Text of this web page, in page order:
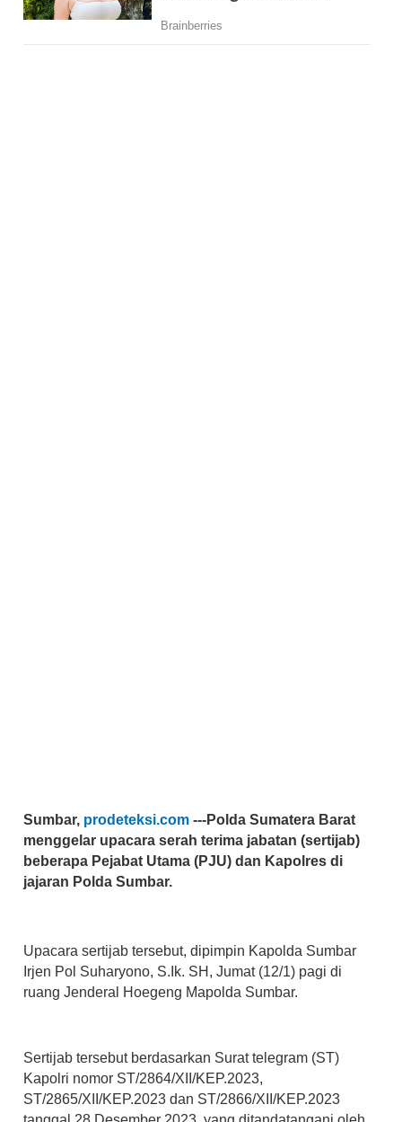
Sumbar, prodeteksi.com ---Polda Sumatera Barat
menggelar upacara serah terima jabatan (sertijab)
beberapa Pejabat Utama (PJU) dan Kapolres di
jajaran Polda Sumbar.
Upacara sertijab tersebut, dipimpin Kapolda Sumbar
Irjen Pol Suharyono, S.Ik. SH, Jumat (12/1) pagi di
ruang Jenderal Hoegeng Mapolda Sumbar.
Sertijab tersebut berdasarkan Surat telegram (ST)
Kapolri nomor ST/2864/XII/KEP.2023,
ST/2865/XII/KEP.2023 dan ST/2866/XII/KEP.2023